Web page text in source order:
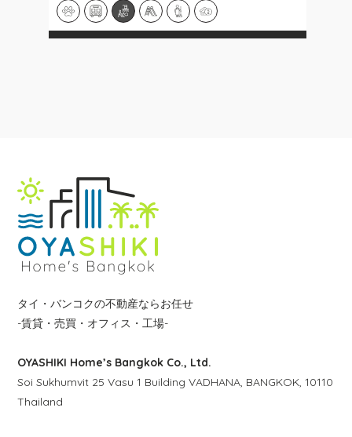
タイ・バンコクの不動産ならお任せ
-賃貸・売買・オフィス・工場-
OYASHIKI Home’s Bangkok Co., Ltd.
Soi Sukhumvit 25 Vasu 1 Building VADHANA, BANGKOK, 10110
Thailand